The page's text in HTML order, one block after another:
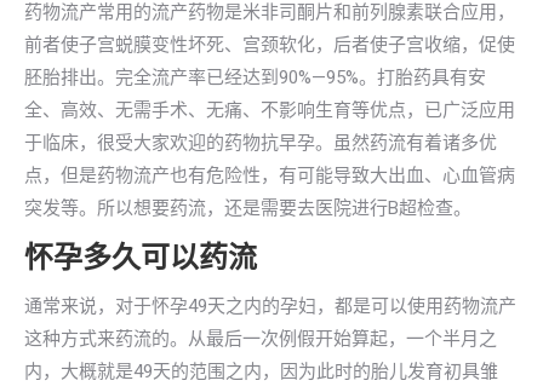
药物流产常用的流产药物是米非司酮片和前列腺素联合应用，
前者使子宫蜕膜变性坏死、宫颈软化，后者使子宫收缩，促使
胚胎排出。完全流产率已经达到90%—95%。打胎药具有安
全、高效、无需手术、无痛、不影响生育等优点，已广泛应用
于临床，很受大家欢迎的药物抗早孕。虽然药流有着诸多优
点，但是药物流产也有危险性，有可能导致大出血、心血管病
突发等。所以想要药流，还是需要去医院进行B超检查。
怀孕多久可以药流
通常来说，对于怀孕49天之内的孕妇，都是可以使用药物流产
这种方式来药流的。从最后一次例假开始算起，一个半月之
内，大概就是49天的范围之内，因为此时的胎儿发育初具雏